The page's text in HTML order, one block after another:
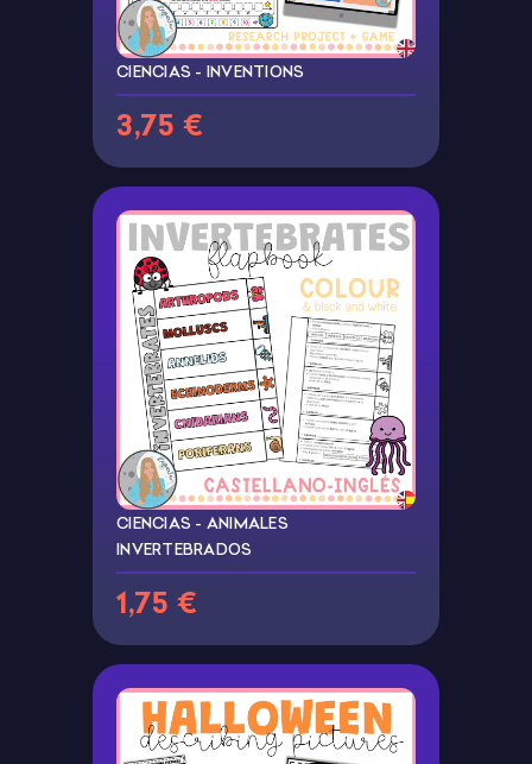
CIENCIAS - INVENTIONS
3,75 €
CIENCIAS - ANIMALES
INVERTEBRADOS
1,75 €